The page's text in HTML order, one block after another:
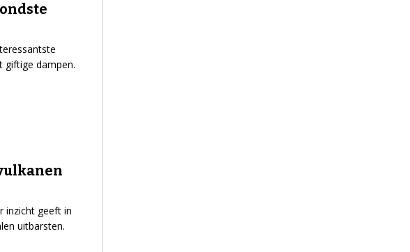
giftige dampen.
inzicht geeft in
uitbarsten.